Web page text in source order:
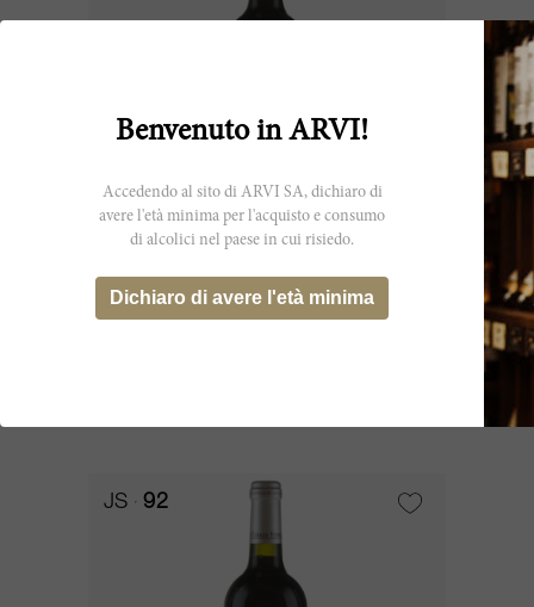
1200cl
Fontenil 2019
JS 92
Benvenuto in ARVI!
Accedendo al sito di ARVI SA, dichiaro di
avere l'età minima per l'acquisto e consumo
di alcolici nel paese in cui risiedo.
Dichiaro di avere l'età minima